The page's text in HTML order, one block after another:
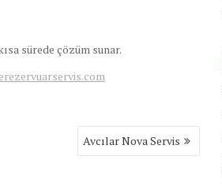
sürede çözüm sunar.
Avcılar Nova Servis